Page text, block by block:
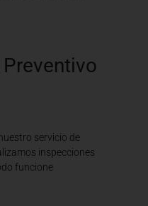
servicio de
inspecciones
funcione